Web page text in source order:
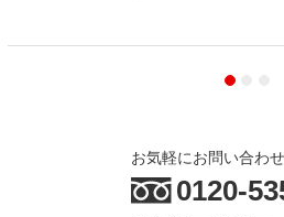
お気軽にお問い合わせ
0120-